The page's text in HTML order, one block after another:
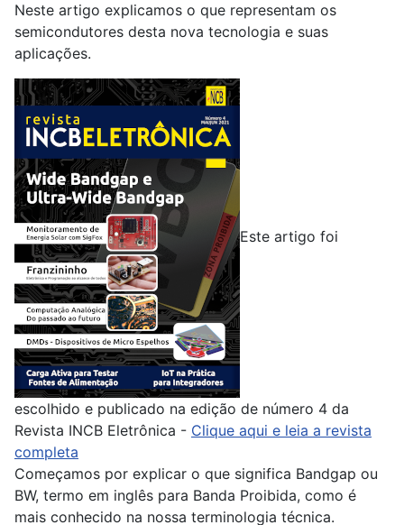
Neste artigo explicamos o que representam os
semicondutores desta nova tecnologia e suas
aplicações.
Este artigo foi
escolhido e publicado na edição de número 4 da
Revista INCB Eletrônica - Clique aqui e leia a revista
completa
Começamos por explicar o que significa Bandgap ou
BW, termo em inglês para Banda Proibida, como é
mais conhecido na nossa terminologia técnica.